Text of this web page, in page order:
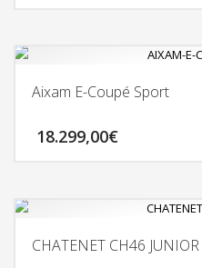
Aixam E-Coupé Sport
18.299,00€
CHATENET CH46 JUNIOR